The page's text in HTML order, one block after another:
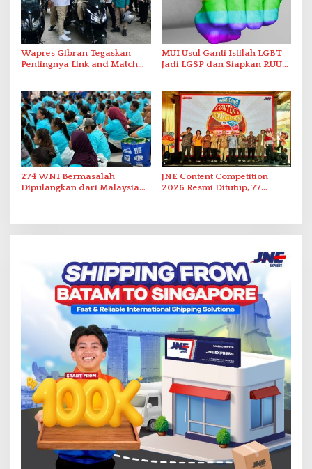
Wapres Gibran Tegaskan
Pentingnya Link and Match
MUI Usul Ganti Istilah LGBT
Jadi LGSP dan Siapkan RUU
274 WNI Bermasalah
Dipulangkan dari Malaysia
JNE Content Competition
2026 Resmi Ditutup, 77